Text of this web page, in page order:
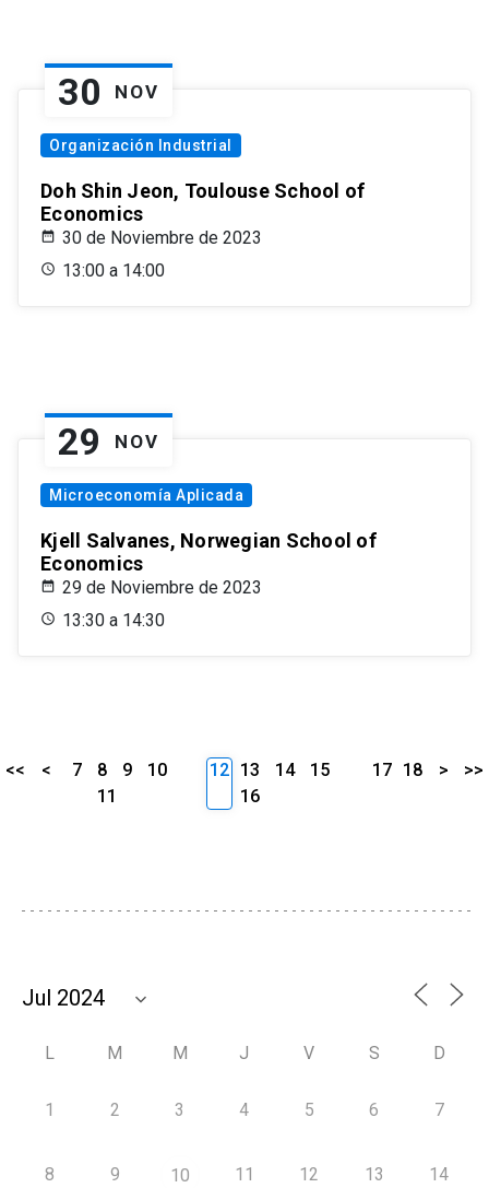
30 NOV
Organización Industrial
Doh Shin Jeon, Toulouse School of
Economics
30 de Noviembre de 2023
13:00 a 14:00
29 NOV
Microeconomía Aplicada
Kjell Salvanes, Norwegian School of
Economics
29 de Noviembre de 2023
13:30 a 14:30
<< < 7 8 9
10
11
12 13 14
15
16
17 18 > >>
L M M J V S D
1 2 3 4 5 6 7
8 9 10 11 12 13 14